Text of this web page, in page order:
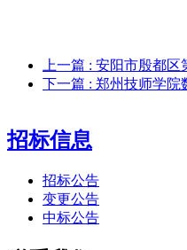
上一篇 : 安阳市殷都区
下一篇 : 郑州技师学院
招标信息
招标公告
变更公告
中标公告